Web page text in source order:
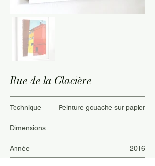
Rue de la Glacière
Technique Peinture gouache sur papier
Dimensions
Année 2016